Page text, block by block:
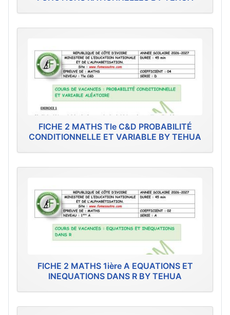
FICHE 2 MATHS Tle C&D PROBABILITÉ
CONDITIONNELLE ET VARIABLE BY TEHUA
FICHE 2 MATHS 1ière A EQUATIONS ET
INEQUATIONS DANS R BY TEHUA